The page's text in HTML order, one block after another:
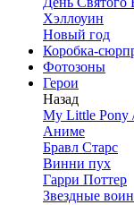
Хэллоуин
Новый год
Коробка-
Фотозоны
Герои
Назад
My Little Pony
Аниме
Бравл Старс
Винни пух
Гарри Поттер
Звездные